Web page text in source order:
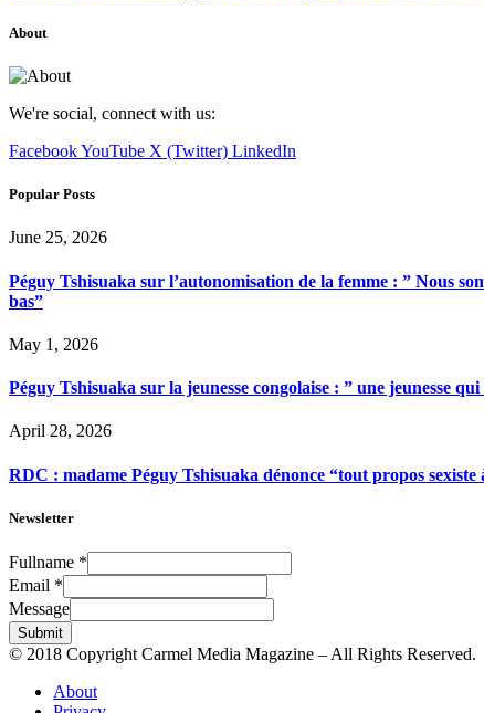
About
We're social, connect with us:
FacebookYouTube X (Twitter) LinkedIn
Popular Posts
June 25, 2026
Péguy Tshisuaka sur l’autonomisation de la femme : ” Nous
bas”
May 1, 2026
Péguy Tshisuaka sur la jeunesse congolaise : ” une jeunesse
April 28, 2026
RDC : madame Péguy Tshisuaka dénonce “tout propos
Newsletter
Fullname *
Email *
Message
Submit
© 2018 Copyright Carmel Media Magazine – All Rights Reserved.
About